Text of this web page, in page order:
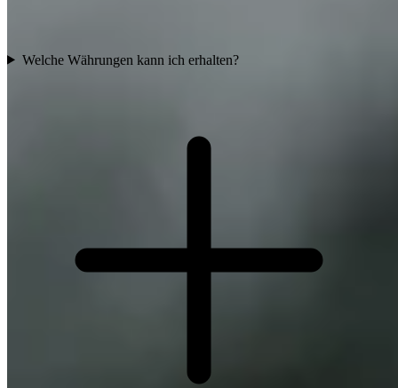
Welche Währungen kann ich erhalten?